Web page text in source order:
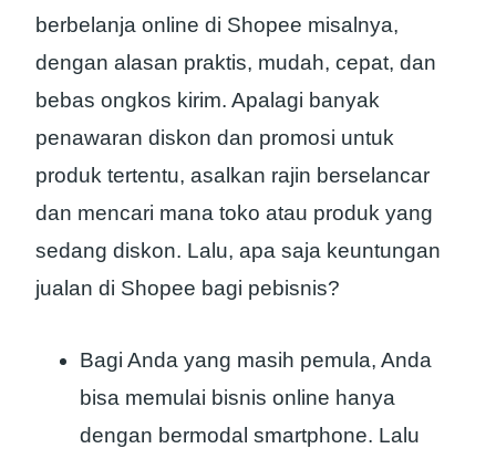
berbelanja online di Shopee misalnya,
dengan alasan praktis, mudah, cepat, dan
bebas ongkos kirim. Apalagi banyak
penawaran diskon dan promosi untuk
produk tertentu, asalkan rajin berselancar
dan mencari mana toko atau produk yang
sedang diskon. Lalu, apa saja keuntungan
jualan di Shopee bagi pebisnis?
Bagi Anda yang masih pemula, Anda
bisa memulai bisnis online hanya
dengan bermodal smartphone. Lalu